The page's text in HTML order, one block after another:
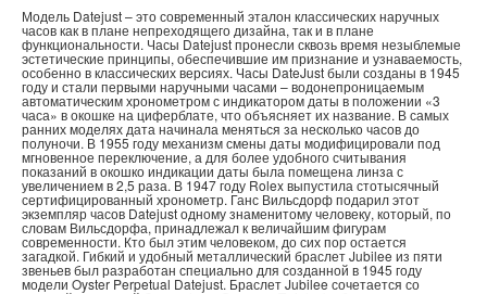
Модель Datejust – это современный эталон классических наручных
часов как в плане непреходящего дизайна, так и в плане
функциональности. Часы Datejust пронесли сквозь время незыблемые
эстетические принципы, обеспечившие им признание и узнаваемость,
особенно в классических версиях. Часы DateJust были созданы в 1945
году и стали первыми наручными часами – водонепроницаемым
автоматическим хронометром с индикатором даты в положении «3
часа» в окошке на циферблате, что объясняет их название. В самых
ранних моделях дата начинала меняться за несколько часов до
полуночи. В 1955 году механизм смены даты модифицировали под
мгновенное переключение, а для более удобного считывания
показаний в окошко индикации даты была помещена линза с
увеличением в 2,5 раза. В 1947 году Rolex выпустила стотысячный
сертифицированный хронометр. Ганс Вильсдорф подарил этот
экземпляр часов Datejust одному знаменитому человеку, который, по
словам Вильсдорфа, принадлежал к величайшим фигурам
современности. Кто был этим человеком, до сих пор остается
загадкой. Гибкий и удобный металлический браслет Jubilee из пяти
звеньев был разработан специально для созданной в 1945 году
модели Oyster Perpetual Datejust. Браслет Jubilee сочетается со